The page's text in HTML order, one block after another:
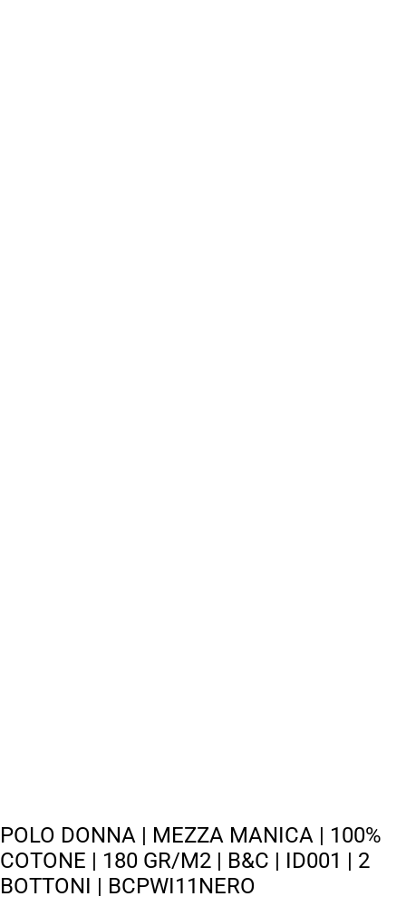
POLO DONNA | MEZZA MANICA | 100%
COTONE | 180 GR/M2 | B&C | ID001 | 2
BOTTONI | BCPWI11NERO